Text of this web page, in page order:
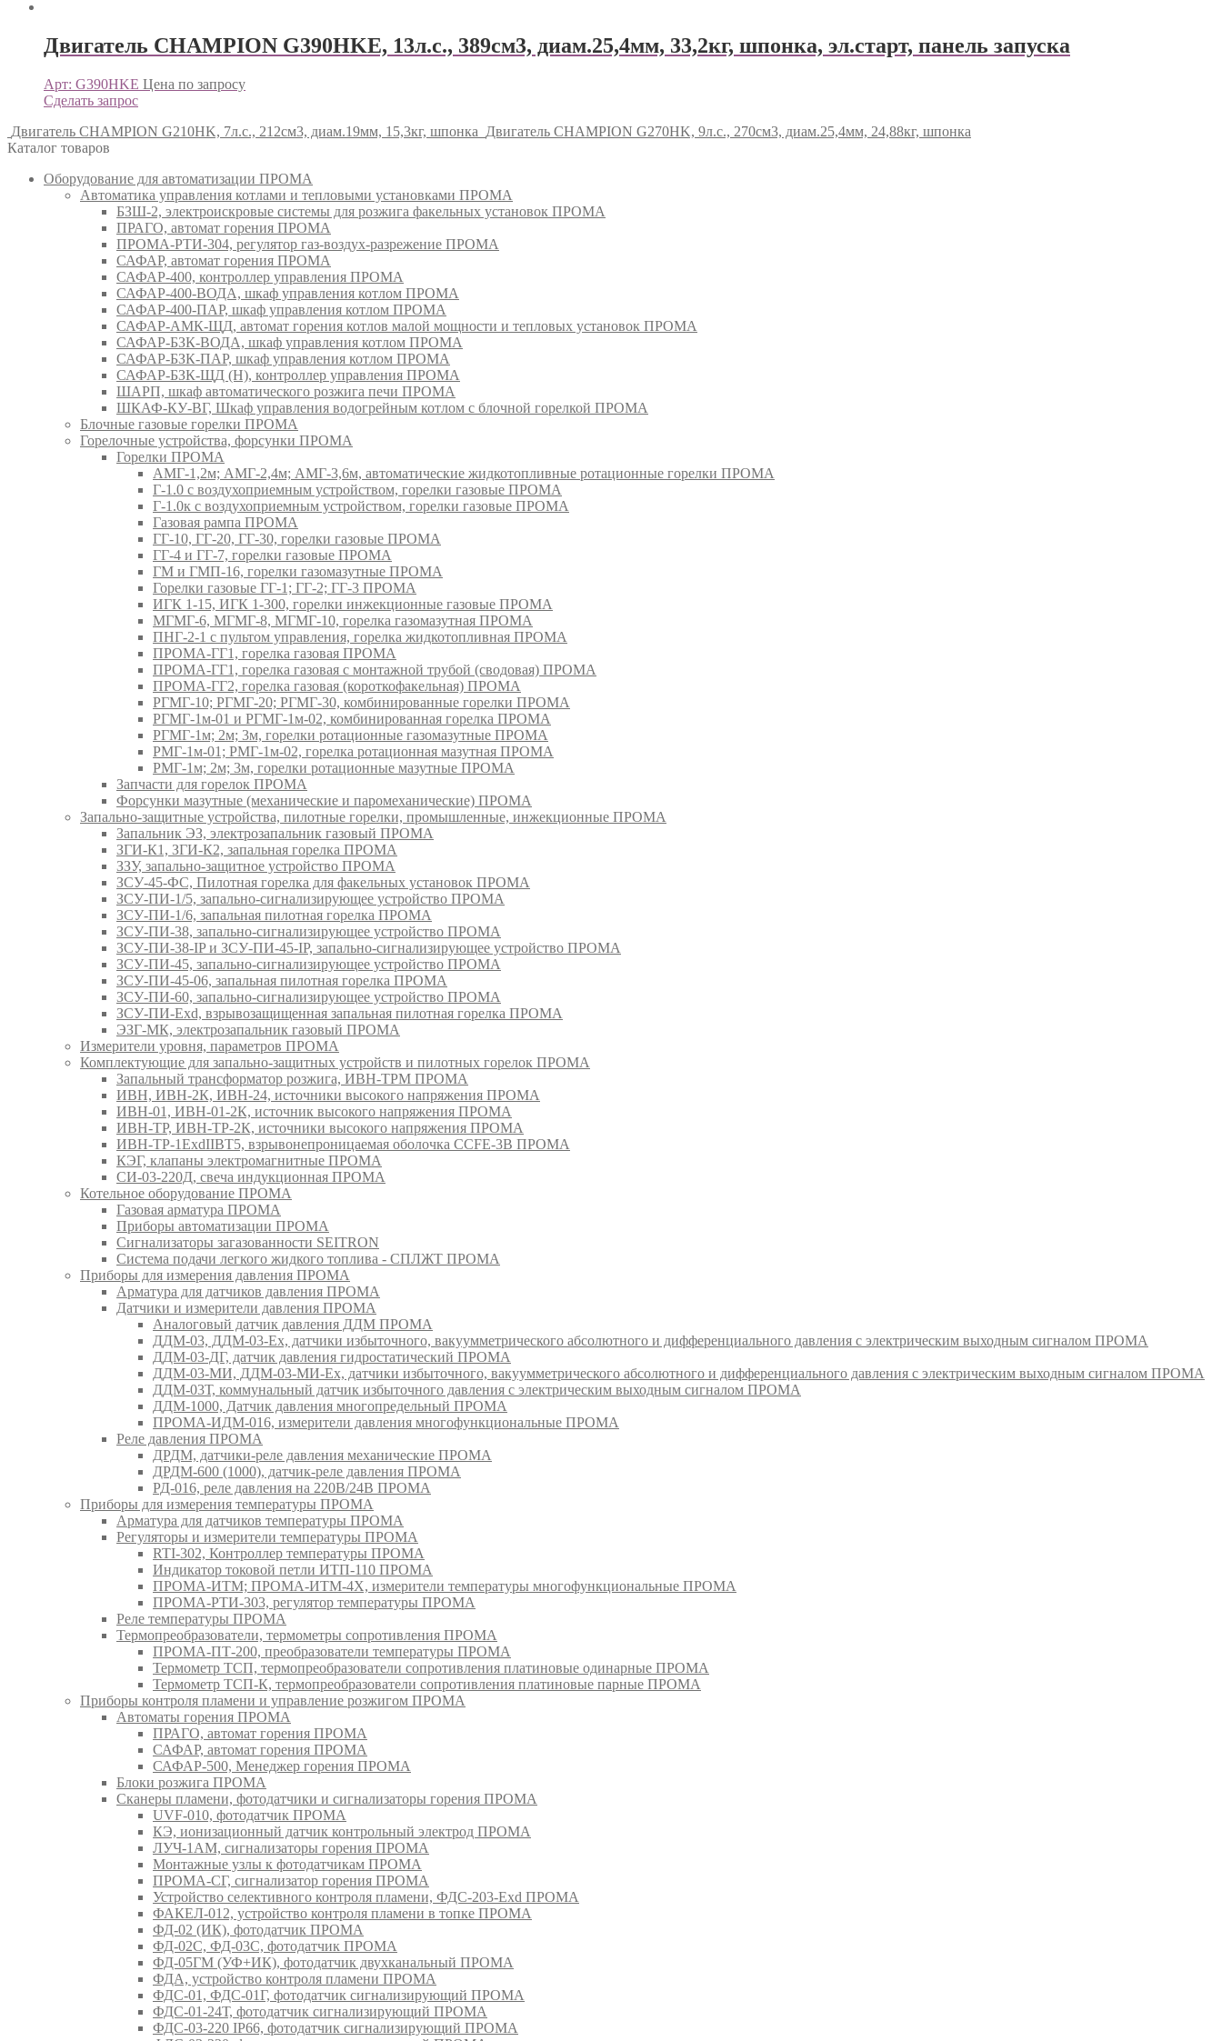
Двигатель CHAMPION G390HKE, 13л.с., 389см3, диам.25,4мм, 33,2кг, шпонка, эл.старт, панель запуска
Арт: G390HKE Цена по запросу
Сделать запрос
Двигатель CHAMPION G210HK, 7л.с., 212см3, диам.19мм, 15,3кг, шпонка
Двигатель CHAMPION G270HK, 9л.с., 270см3, диам.25,4мм, 24,88кг, шпонка
Каталог товаров
Оборудование для автоматизации ПРОМА
Автоматика управления котлами и тепловыми установками ПРОМА
БЗШ-2, электроискровые системы для розжига факельных установок ПРОМА
ПРАГО, автомат горения ПРОМА
ПРОМА-РТИ-304, регулятор газ-воздух-разрежение ПРОМА
САФАР, автомат горения ПРОМА
САФАР-400, контроллер управления ПРОМА
САФАР-400-ВОДА, шкаф управления котлом ПРОМА
САФАР-400-ПАР, шкаф управления котлом ПРОМА
САФАР-АМК-ЩД, автомат горения котлов малой мощности и тепловых установок ПРОМА
САФАР-БЗК-ВОДА, шкаф управления котлом ПРОМА
САФАР-БЗК-ПАР, шкаф управления котлом ПРОМА
САФАР-БЗК-ЩД (Н), контроллер управления ПРОМА
ШАРП, шкаф автоматического розжига печи ПРОМА
ШКАФ-КУ-ВГ, Шкаф управления водогрейным котлом с блочной горелкой ПРОМА
Блочные газовые горелки ПРОМА
Горелочные устройства, форсунки ПРОМА
Горелки ПРОМА
АМГ-1,2м; АМГ-2,4м; АМГ-3,6м, автоматические жидкотопливные ротационные горелки ПРОМА
Г-1.0 с воздухоприемным устройством, горелки газовые ПРОМА
Г-1.0к с воздухоприемным устройством, горелки газовые ПРОМА
Газовая рампа ПРОМА
ГГ-10, ГГ-20, ГГ-30, горелки газовые ПРОМА
ГГ-4 и ГГ-7, горелки газовые ПРОМА
ГМ и ГМП-16, горелки газомазутные ПРОМА
Горелки газовые ГГ-1; ГГ-2; ГГ-3 ПРОМА
ИГК 1-15, ИГК 1-300, горелки инжекционные газовые ПРОМА
МГМГ-6, МГМГ-8, МГМГ-10, горелка газомазутная ПРОМА
ПНГ-2-1 с пультом управления, горелка жидкотопливная ПРОМА
ПРОМА-ГГ1, горелка газовая ПРОМА
ПРОМА-ГГ1, горелка газовая с монтажной трубой (сводовая) ПРОМА
ПРОМА-ГГ2, горелка газовая (короткофакельная) ПРОМА
РГМГ-10; РГМГ-20; РГМГ-30, комбинированные горелки ПРОМА
РГМГ-1м-01 и РГМГ-1м-02, комбинированная горелка ПРОМА
РГМГ-1м; 2м; 3м, горелки ротационные газомазутные ПРОМА
РМГ-1м-01; РМГ-1м-02, горелка ротационная мазутная ПРОМА
РМГ-1м; 2м; 3м, горелки ротационные мазутные ПРОМА
Запчасти для горелок ПРОМА
Форсунки мазутные (механические и паромеханические) ПРОМА
Запально-защитные устройства, пилотные горелки, промышленные, инжекционные ПРОМА
Запальник ЭЗ, электрозапальник газовый ПРОМА
ЗГИ-К1, ЗГИ-К2, запальная горелка ПРОМА
ЗЗУ, запально-защитное устройство ПРОМА
ЗСУ-45-ФС, Пилотная горелка для факельных установок ПРОМА
ЗСУ-ПИ-1/5, запально-сигнализирующее устройство ПРОМА
ЗСУ-ПИ-1/6, запальная пилотная горелка ПРОМА
ЗСУ-ПИ-38, запально-сигнализирующее устройство ПРОМА
ЗСУ-ПИ-38-IP и ЗСУ-ПИ-45-IP, запально-сигнализирующее устройство ПРОМА
ЗСУ-ПИ-45, запально-сигнализирующее устройство ПРОМА
ЗСУ-ПИ-45-06, запальная пилотная горелка ПРОМА
ЗСУ-ПИ-60, запально-сигнализирующее устройство ПРОМА
ЗСУ-ПИ-Exd, взрывозащищенная запальная пилотная горелка ПРОМА
ЭЗГ-МК, электрозапальник газовый ПРОМА
Измерители уровня, параметров ПРОМА
Комплектующие для запально-защитных устройств и пилотных горелок ПРОМА
Запальный трансформатор розжига, ИВН-ТРМ ПРОМА
ИВН, ИВН-2К, ИВН-24, источники высокого напряжения ПРОМА
ИВН-01, ИВН-01-2К, источник высокого напряжения ПРОМА
ИВН-ТР, ИВН-ТР-2К, источники высокого напряжения ПРОМА
ИВН-ТР-1ExdIIBT5, взрывонепроницаемая оболочка CCFE-3B ПРОМА
КЭГ, клапаны электромагнитные ПРОМА
СИ-03-220Д, свеча индукционная ПРОМА
Котельное оборудование ПРОМА
Газовая арматура ПРОМА
Приборы автоматизации ПРОМА
Сигнализаторы загазованности SEITRON
Система подачи легкого жидкого топлива - СПЛЖТ ПРОМА
Приборы для измерения давления ПРОМА
Арматура для датчиков давления ПРОМА
Датчики и измерители давления ПРОМА
Аналоговый датчик давления ДДМ ПРОМА
ДДМ-03, ДДМ-03-Ех, датчики избыточного, вакуумметрического абсолютного и дифференциального давления с электрическим выходным сигналом ПРОМА
ДДМ-03-ДГ, датчик давления гидростатический ПРОМА
ДДМ-03-МИ, ДДМ-03-МИ-Ех, датчики избыточного, вакуумметрического абсолютного и дифференциального давления с электрическим выходным сигналом ПРОМА
ДДМ-03Т, коммунальный датчик избыточного давления с электрическим выходным сигналом ПРОМА
ДДМ-1000, Датчик давления многопредельный ПРОМА
ПРОМА-ИДМ-016, измерители давления многофункциональные ПРОМА
Реле давления ПРОМА
ДРДМ, датчики-реле давления механические ПРОМА
ДРДМ-600 (1000), датчик-реле давления ПРОМА
РД-016, реле давления на 220В/24В ПРОМА
Приборы для измерения температуры ПРОМА
Арматура для датчиков температуры ПРОМА
Регуляторы и измерители температуры ПРОМА
RTI-302, Контроллер температуры ПРОМА
Индикатор токовой петли ИТП-110 ПРОМА
ПРОМА-ИТМ; ПРОМА-ИТМ-4Х, измерители температуры многофункциональные ПРОМА
ПРОМА-РТИ-303, регулятор температуры ПРОМА
Реле температуры ПРОМА
Термопреобразователи, термометры сопротивления ПРОМА
ПРОМА-ПТ-200, преобразователи температуры ПРОМА
Термометр ТСП, термопреобразователи сопротивления платиновые одинарные ПРОМА
Термометр ТСП-К, термопреобразователи сопротивления платиновые парные ПРОМА
Приборы контроля пламени и управление розжигом ПРОМА
Автоматы горения ПРОМА
ПРАГО, автомат горения ПРОМА
САФАР, автомат горения ПРОМА
САФАР-500, Менеджер горения ПРОМА
Блоки розжига ПРОМА
Сканеры пламени, фотодатчики и сигнализаторы горения ПРОМА
UVF-010, фотодатчик ПРОМА
КЭ, ионизационный датчик контрольный электрод ПРОМА
ЛУЧ-1АМ, сигнализаторы горения ПРОМА
Монтажные узлы к фотодатчикам ПРОМА
ПРОМА-СГ, сигнализатор горения ПРОМА
Устройство селективного контроля пламени, ФДС-203-Exd ПРОМА
ФАКЕЛ-012, устройство контроля пламени в топке ПРОМА
ФД-02 (ИК), фотодатчик ПРОМА
ФД-02С, ФД-03С, фотодатчик ПРОМА
ФД-05ГМ (УФ+ИК), фотодатчик двухканальный ПРОМА
ФДА, устройство контроля пламени ПРОМА
ФДС-01, ФДС-01Г, фотодатчик сигнализирующий ПРОМА
ФДС-01-24Т, фотодатчик сигнализирующий ПРОМА
ФДС-03-220 IP66, фотодатчик сигнализирующий ПРОМА